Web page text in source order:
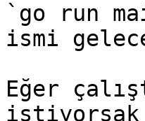
`go run
ismi
Eğer
istiyorsak